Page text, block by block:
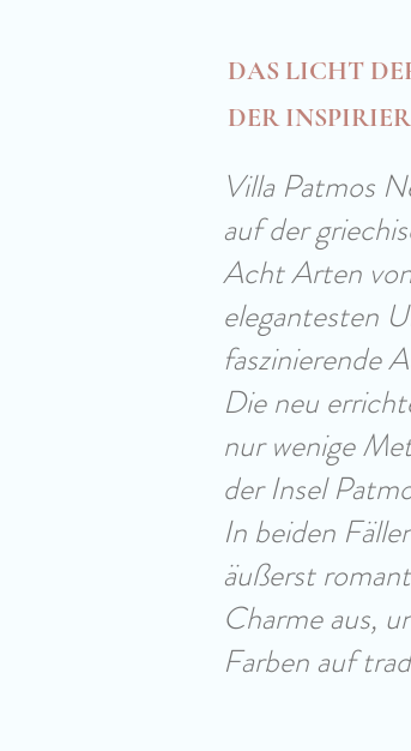
DAS LICHT
DER
Villa Patmos
auf der
Acht Arten
elegantesten
faszinierende
Die neu
nur wenige
der Insel
In beiden
äußerst
Charme aus,
Farben auf